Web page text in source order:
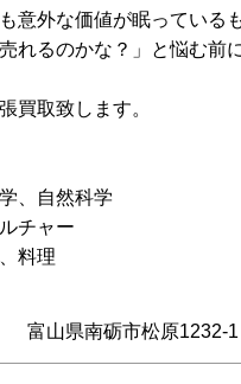
意外な価値が眠っている
れるのかな？」と悩む前
買取致します。
、自然科学
チャー
料理
富山県南砺市松原1232-1